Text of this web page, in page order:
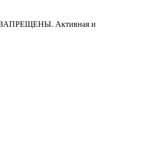
ЗАПРЕЩЕНЫ. Активная и